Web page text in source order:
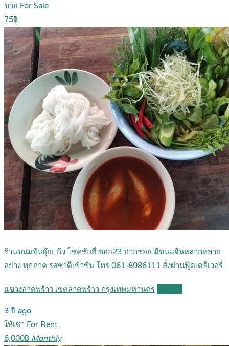
ขาย For Sale
75฿
ร้านขนมจีนอุ๊ยแก้ว โชคชัยสี่ ซอย23 ปากซอย มีขนมจีนหลากหลาย
อย่าง ทุกภาค รสชาติเข้าข้น โทร 061-8986111 สั่งผ่านฟู๊ดเดลิเวอรี่
แขวงลาดพร้าว เขตลาดพร้าว กรุงเทพมหานคร
3 ปี ago
ให้เช่า For Rent
6,000฿ Monthly